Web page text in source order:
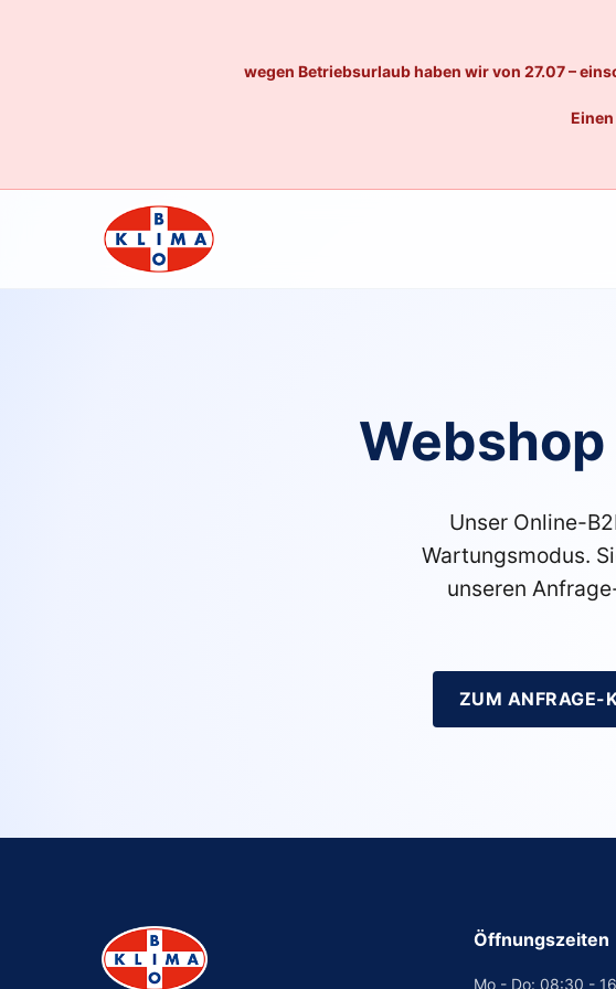
wegen Betriebsurlaub haben wir von 27.07 –
Unser Online-
Wartungsmodus.
unseren
ZUM ANFRAGE-
Öffnungszeiten
Mo - Do: 08:30 -